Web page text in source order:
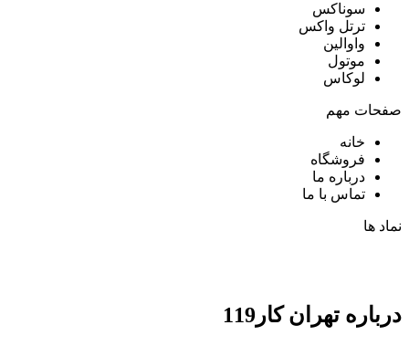
سوناکس
ترتل واکس
واوالین
موتول
لوکاس
صفحات مهم
خانه
فروشگاه
درباره ما
تماس با ما
نماد ها
درباره تهران کار119